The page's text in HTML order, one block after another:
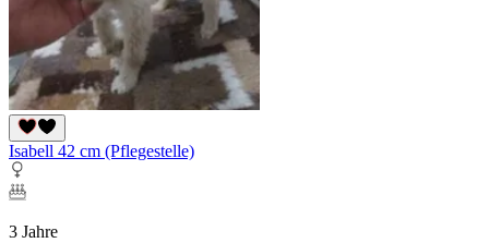
Isabell 42 cm (Pflegestelle)
3 Jahre